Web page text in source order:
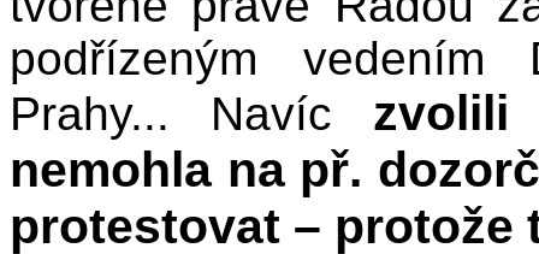
podřízeným
Prahy... Navíc zvolili
nemohla na př.
protestovat – protože